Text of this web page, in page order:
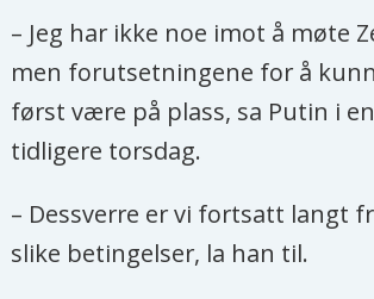
– Jeg har ikke noe imot å møte
men forutsetningene for å
først være på plass, sa Putin i
tidligere torsdag.
– Dessverre er vi fortsatt langt
slike betingelser, la han til.